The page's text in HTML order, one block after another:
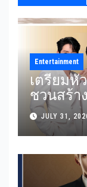
Entertainment
เตรียมหั
ชวนสร้า
“THE
Shot แบ
JULY 31,